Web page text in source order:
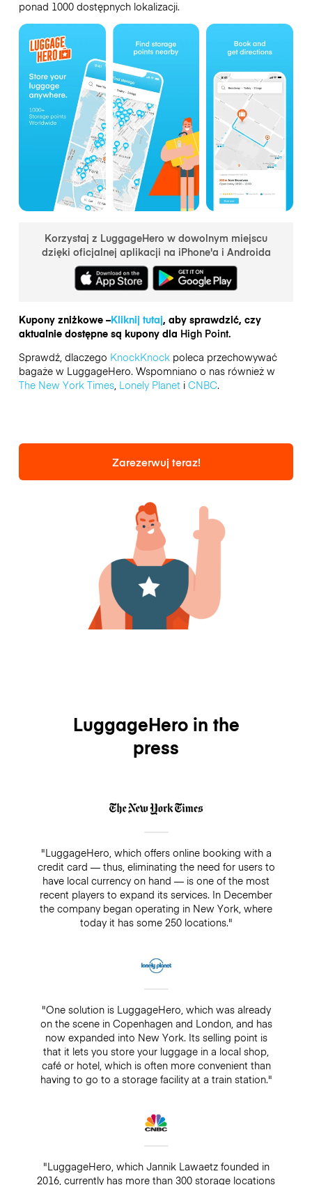
ponad 1000 dostępnych lokalizacji.
Korzystaj z LuggageHero w dowolnym miejscu
dzięki oficjalnej aplikacji na iPhone'a i Androida
Kupony zniżkowe –Kliknij tutaj, aby sprawdzić, czy
aktualnie dostępne są kupony dla High Point.
Sprawdź, dlaczego KnockKnockpoleca przechowywać
bagaże w LuggageHero. Wspomniano o nas również w
The New York Times, Lonely Planeti CNBC.
Zarezerwuj teraz!
LuggageHero in the
press
"LuggageHero, which offers online booking with a
credit card — thus, eliminating the need for users to
have local currency on hand — is one of the most
recent players to expand its services. In December
the company began operating in New York, where
today it has some 250 locations."
"One solution is LuggageHero, which was already
on the scene in Copenhagen and London, and has
now expanded into New York. Its selling point is
that it lets you store your luggage in a local shop,
café or hotel, which is often more convenient than
having to go to a storage facility at a train station."
"LuggageHero, which Jannik Lawaetz founded in
2016, currently has more than 300 storage locations